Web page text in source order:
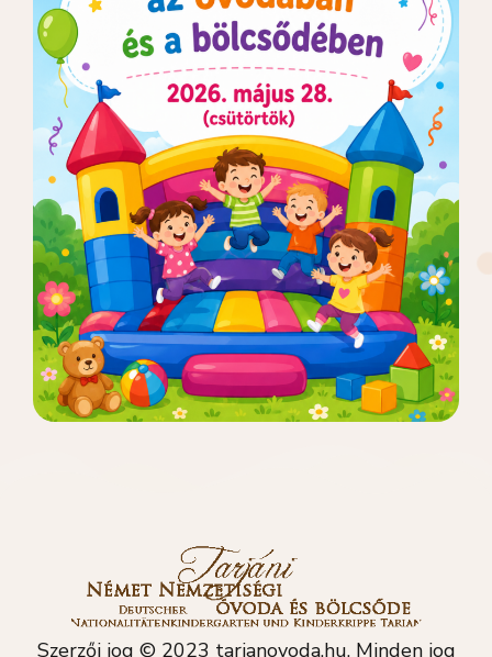
Szerzői jog © 2023 tarjanovoda.hu, Minden jog